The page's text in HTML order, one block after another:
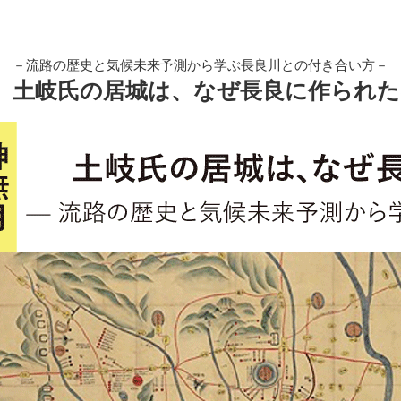
－流路の歴史と気候未来予測から学ぶ長良川との付き合い方－
土岐氏の居城は、なぜ長良に作られ